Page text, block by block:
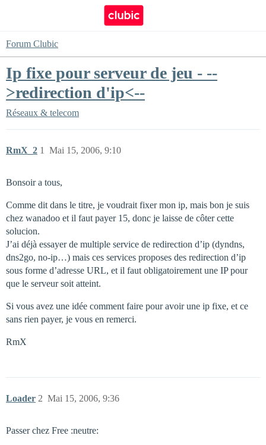
Forum Clubic
Ip fixe pour serveur de jeu - --
>redirection d'ip<--
Réseaux & telecom
RmX_2 Mai 15, 2006, 9:10
1
Bonsoir a tous,
Comme dit dans le titre, je voudrait fixer mon ip, mais bon je suis
chez wanadoo et il faut payer 15, donc je laisse de côter cette
solucion.
J’ai déjà essayer de multiple service de redirection d’ip (dyndns,
dns2go, no-ip…) mais ces services proposes des redirection d’ip
sous forme d’adresse URL, et il faut obligatoirement une IP pour
que le serveur soit atteint.
Si vous avez une idée comment faire pour avoir une ip fixe, et ce
sans rien payer, je vous en remerci.
RmX
Loader Mai 15, 2006, 9:36
2
Passer chez Free :neutre: